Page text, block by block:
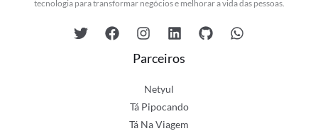
tecnologia para transformar negócios e melhorar a vida das pessoas.
Parceiros
Netyul
Tá Pipocando
Tá Na Viagem